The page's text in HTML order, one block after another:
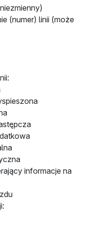
(numer) linii (może
informacje na